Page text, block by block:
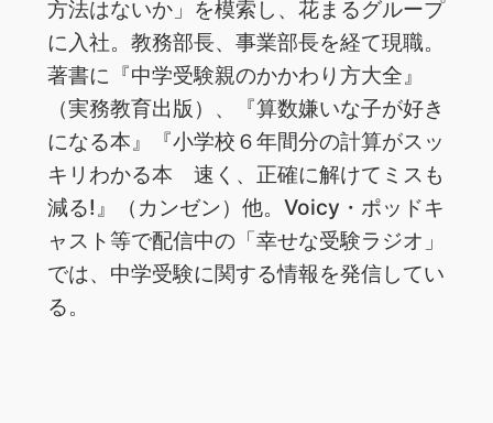
方法はないか」を模索し、花まるグループ
に入社。教務部長、事業部長を経て現職。
著書に『中学受験親のかかわり方大全』
（実務教育出版）、『算数嫌いな子が好き
になる本』『小学校６年間分の計算がスッ
キリわかる本 速く、正確に解けてミスも
減る!』（カンゼン）他。Voicy・ポッドキ
ャスト等で配信中の「幸せな受験ラジオ」
では、中学受験に関する情報を発信してい
る。